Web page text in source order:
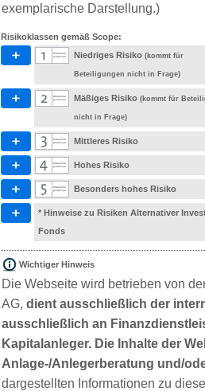
exemplarische Darstellung.)
Risikoklassen gemäß Scope:
Niedriges Risiko (kommt für
Beteiligungen nicht in Frage)
Mäßiges Risiko (kommt für
nicht in Frage)
Mittleres Risiko
Hohes Risiko
Besonders hohes Risiko
* Hinweise zu Risiken Alternativer
Fonds
Wichtiger Hinweis
Die Webseite wird betrieben von
AG, dient ausschließlich der
ausschließlich an
Kapitalanleger. Die Inhalte der
Anlage-/Anlegerberatung und/
dargestellten Informationen zu